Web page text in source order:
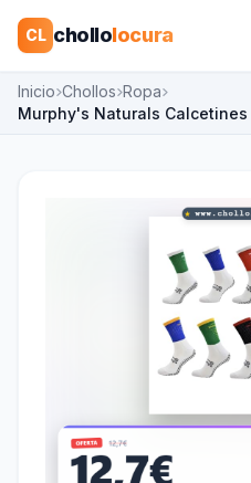
CL chollolocura
Inicio Chollos Ropa
Murphy's Naturals